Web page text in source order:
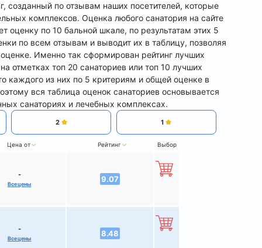
созданный по отзывам наших посетителей, которые
комплексов. Оценка любого санатория на сайте
по 10 бальной шкале, по результатам этих 5
по всем отзывам и выводит их в таблицу, позволяя
Именно так сформирован рейтинг лучших
отметках топ 20 санаториев или топ 10 лучших
каждого из них по 5 критериям и общей оценке в
вся таблица оценок санаториев основывается
санаториях и лечебных комплексах.
2 1
Цена от Рейтинг Выбор
-
Все цены
9.07
-
Все цены
8.48